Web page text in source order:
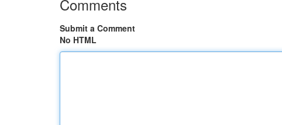
Comments
Submit a Comment
No HTML